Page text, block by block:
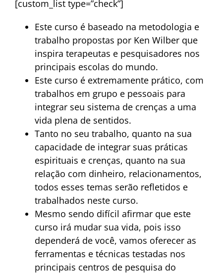
[custom_list type=”check”]
Este curso é baseado na metodologia e
trabalho propostas por Ken Wilber que
inspira terapeutas e pesquisadores nos
principais escolas do mundo.
Este curso é extremamente prático, com
trabalhos em grupo e pessoais para
integrar seu sistema de crenças a uma
vida plena de sentidos.
Tanto no seu trabalho, quanto na sua
capacidade de integrar suas práticas
espirituais e crenças, quanto na sua
relação com dinheiro, relacionamentos,
todos esses temas serão refletidos e
trabalhados neste curso.
Mesmo sendo difícil afirmar que este
curso irá mudar sua vida, pois isso
dependerá de você, vamos oferecer as
ferramentas e técnicas testadas nos
principais centros de pesquisa do